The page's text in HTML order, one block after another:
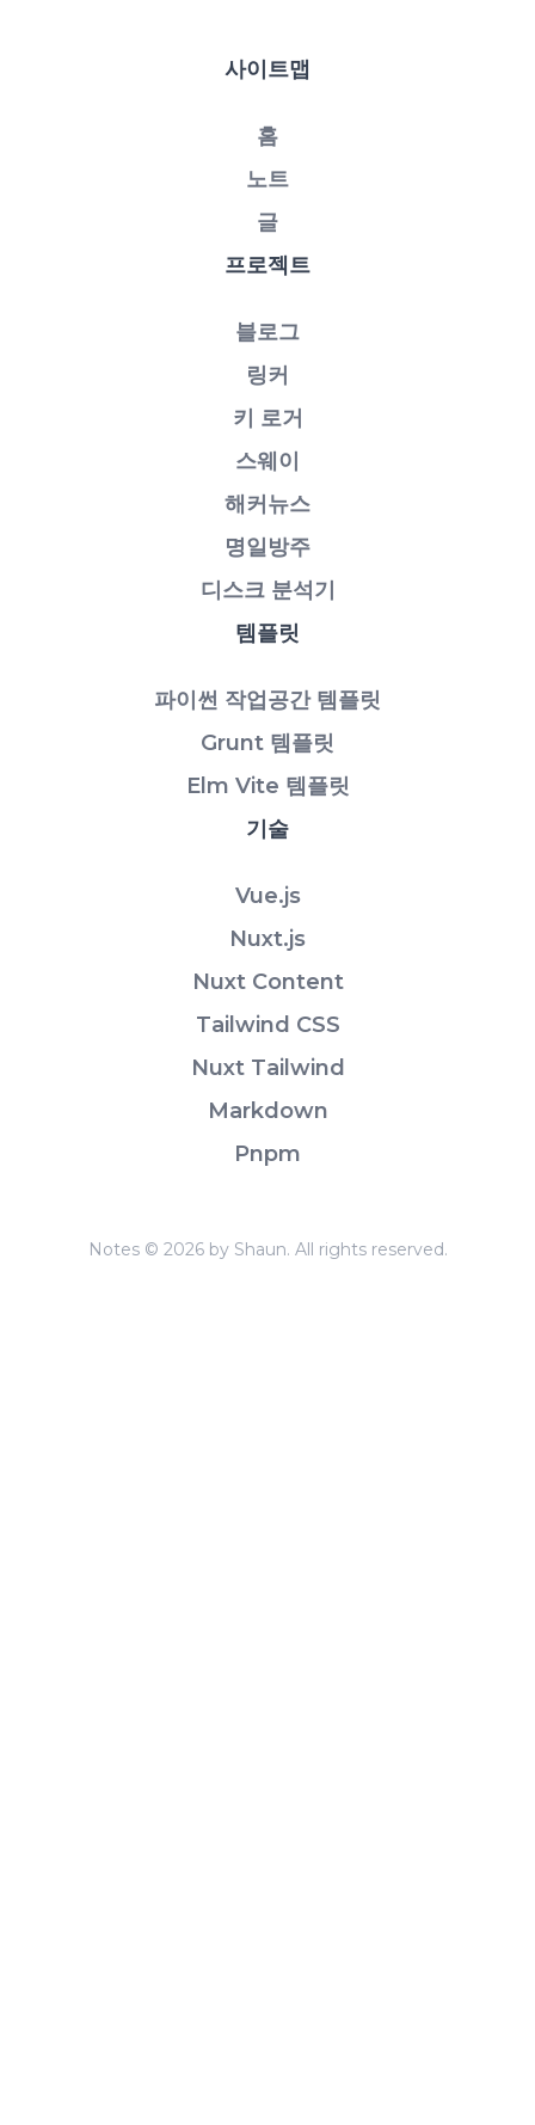
사이트맵
홈
노트
글
프로젝트
블로그
링커
키 로거
스웨이
해커뉴스
명일방주
디스크 분석기
템플릿
파이썬 작업공간 템플릿
Grunt 템플릿
Elm Vite 템플릿
기술
Vue.js
Nuxt.js
Nuxt Content
Tailwind CSS
Nuxt Tailwind
Markdown
Pnpm
Notes © 2026 by Shaun. All rights reserved.